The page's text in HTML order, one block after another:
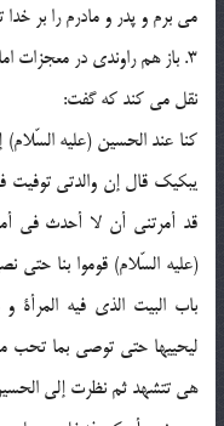
می برم و پدر و مادرم را بر
3. باز هم راوندی در معجزات
نقل می کند که گفت:
کنا عند الحسین (علیه
یبکیک قال إن والدتی
قد أمرتنی أن لا أحدث فی
(علیه السّلام) قوموا بنا حتی
باب البیت الذی فیه
لیحییها حتی توصی بما تحب
هی تتشهد ثم نظرت إلی